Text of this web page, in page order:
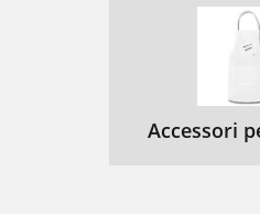
Accessori